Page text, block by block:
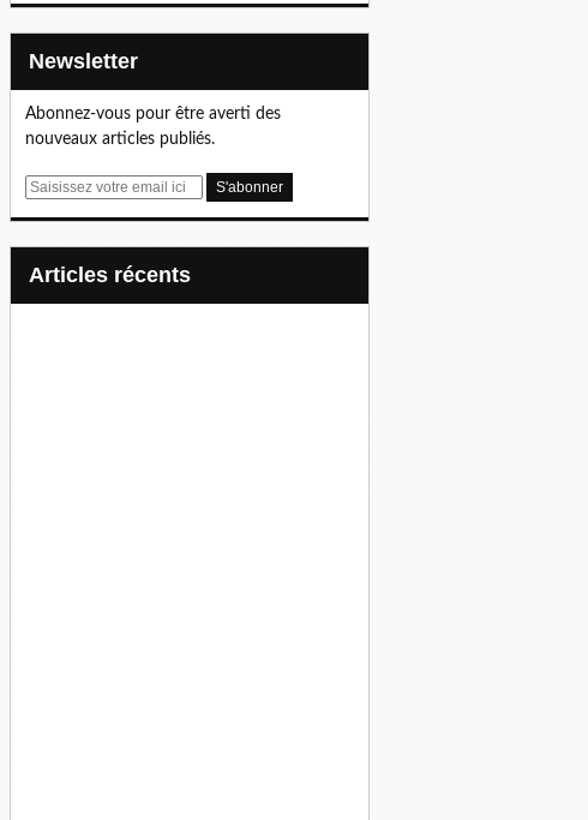
Newsletter
Abonnez-vous pour être averti des
nouveaux articles publiés.
E
articles récents